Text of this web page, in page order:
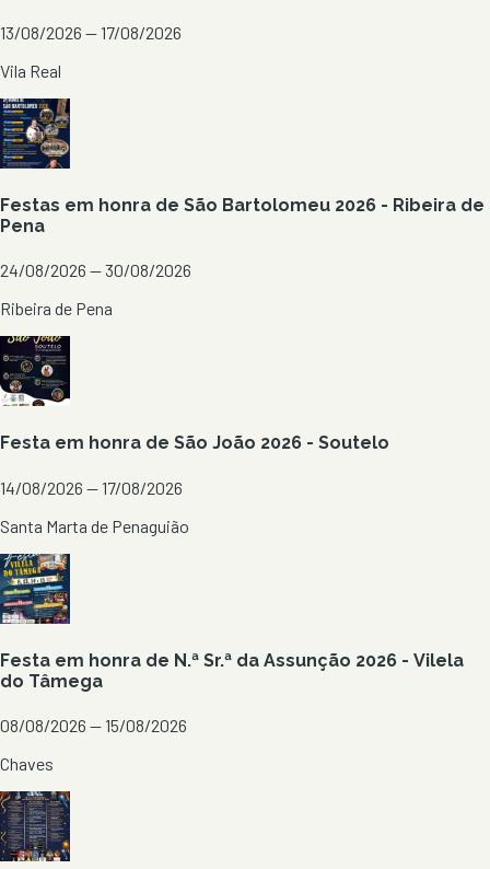
13/08/2026 — 17/08/2026
Vila Real
Festas em honra de São Bartolomeu 2026 - Ribeira de
Pena
24/08/2026 — 30/08/2026
Ribeira de Pena
Festa em honra de São João 2026 - Soutelo
14/08/2026 — 17/08/2026
Santa Marta de Penaguião
Festa em honra de N.ª Sr.ª da Assunção 2026 - Vilela
do Tâmega
08/08/2026 — 15/08/2026
Chaves